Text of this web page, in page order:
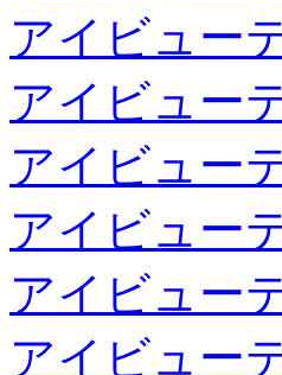
アイビュー
アイビュー
アイビュー
アイビュー
アイビュー
アイビュー